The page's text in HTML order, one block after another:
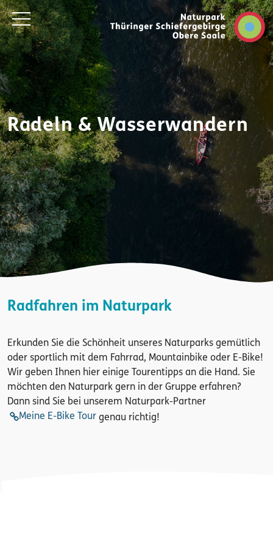
Radeln & Wasserwandern
Radfahren im Naturpark
Erkunden Sie die Schönheit unseres Naturparks gemütlich
oder sportlich mit dem Fahrrad, Mountainbike oder E-Bike!
Wir geben Ihnen hier einige Tourentipps an die Hand. Sie
möchten den Naturpark gern in der Gruppe erfahren?
Dann sind Sie bei unserem Naturpark-Partner
Meine E-Bike Tour genau richtig!